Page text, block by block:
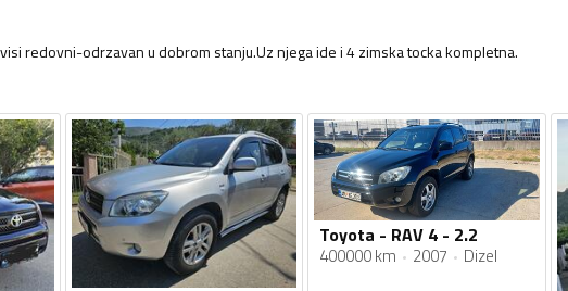
redovni-odrzavan u dobrom stanju.Uz njega ide i 4 zimska tocka kompletna.
Toyota - RAV 4 - 2.2
400000 km 2007 Dizel